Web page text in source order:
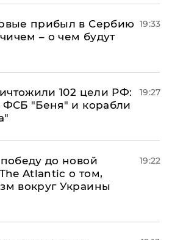
прибыл в Сербию
– о чем будут
19:33
102 цели РФ:
"Беня" и корабли
19:27
до новой
Atlantic о том,
вокруг Украины
19:22